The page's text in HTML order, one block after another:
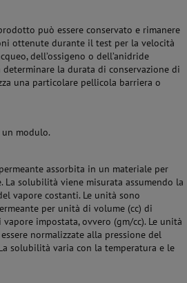
può essere conservato e rimanere
ottenute durante il test per la velocità
dell’ossigeno o dell’anidride
la durata di conservazione di
una particolare pellicola barriera o
modulo.
assorbita in un materiale per
solubilità viene misurata assumendo la
vapore costanti. Le unità sono
per unità di volume (cc) di
impostata, ovvero (gm/cc). Le unità
normalizzate alla pressione del
solubilità varia con la temperatura e le